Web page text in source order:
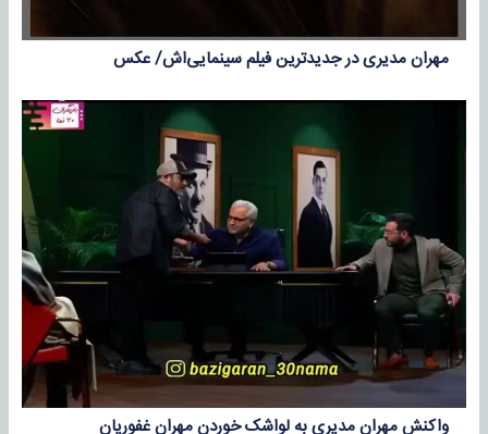
مهران مدیری در جدیدترین فیلم سینمایی‌اش/ عکس
واکنش مهران مدیری به لواشک خوردن مهران غفوریان